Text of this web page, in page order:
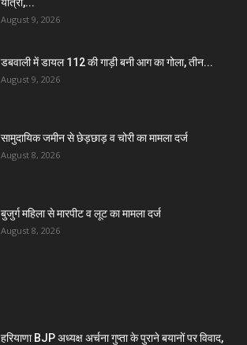
August 9, 2026
डबवाली में डायल 112 की गाड़ी बनी आग का गोला, तीन...
August 9, 2026
सामुदायिक जमीन से छेड़छाड़ व चोरी का मामला दर्ज
August 8, 2026
बुजुर्ग महिला से मारपीट व लूट का मामला दर्ज
August 8, 2026
हरियाणा BJP अध्यक्ष अर्चना गुप्ता के पुराने बयानों पर विवाद,